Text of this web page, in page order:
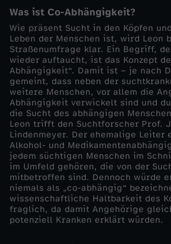
l
i
e
,
w
e
r
d
Was ist Co-Abhängigkeit?
Wie präsent Sucht in den Köpfen
Leben der Menschen ist, wird Leon
Straßenumfrage klar. Ein Begriff,
wieder auftaucht, ist das Konzept
Abhängigkeit“. Damit ist – je nach
gemeint, dass neben der
weitere Menschen, vor allem die
Abhängigkeit verwickelt sind und
die Sucht des abhängigen
Leon trifft den Suchtforscher Prof.
Lindenmeyer. Der ehemalige Leiter
Alkohol- und
jedem süchtigen Menschen im
im Umfeld gehören, die von der
mitbetroffen sind. Dennoch würde
niemals als „co-abhängig“
wissenschaftliche Haltbarkeit des
fraglich, da damit Angehörige
potenziell Kranken erklärt würden.